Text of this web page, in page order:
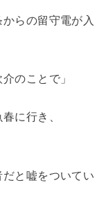
らの留守電が入
のことで」
に行き、
と嘘をついてい